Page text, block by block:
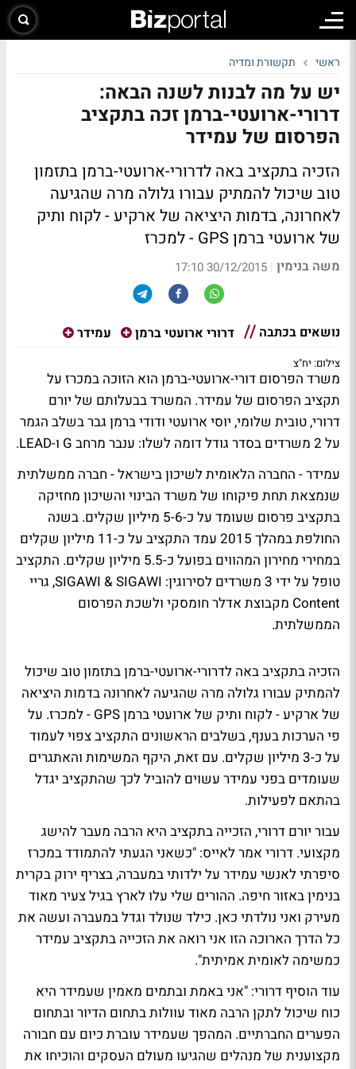
ראשי תקשורת ומדיה
יש על מה לבנות לשנה הבאה:
דרורי-ארועטי-ברמן זכה בתקציב
הפרסום של עמידר
הזכיה בתקציב באה לדרורי-ארועטי-ברמן בתזמון
טוב שיכול להמתיק עבורו גלולה מרה שהגיעה
לאחרונה, בדמות היציאה של ארקיע - לקוח ותיק
של ארועטי ברמן GPS - למכרז
משה בנימין |
30/12/2015 17:10
נושאים בכתבה דרורי ארועטי ברמן עמידר
צילום: יח"צ
משרד הפרסום דורי-ארועטי-ברמן הוא הזוכה במכרז על
תקציב הפרסום של עמידר. המשרד בבעלותם של יורם
דרורי, טובית שלומי, יוסי ארועטי ודודי ברמן גבר בשלב הגמר
על 2 משרדים בסדר גודל דומה לשלו: ענבר מרחב G ו-LEAD.
עמידר - החברה הלאומית לשיכון בישראל - חברה ממשלתית
שנמצאת תחת פיקוחו של משרד הבינוי והשיכון מחזיקה
בתקציב פרסום שעומד על כ-5-6 מיליון שקלים. בשנה
החולפת במהלך 2015 עמד התקציב על כ-11 מיליון שקלים
במחירי מחירון המהווים בפועל כ-5.5 מיליון שקלים. התקציב
טופל על ידי 3 משרדים לסירוגין: SIGAWI & SIGAWI, גריי
Content מקבוצת אדלר חומסקי ולשכת הפרסום
הממשלתית.
הזכיה בתקציב באה לדרורי-ארועטי-ברמן בתזמון טוב שיכול
להמתיק עבורו גלולה מרה שהגיעה לאחרונה בדמות היציאה
של ארקיע - לקוח ותיק של ארועטי ברמן GPS - למכרז. על
פי הערכות בענף, בשלבים הראשונים התקציב צפוי לעמוד
על כ-3 מיליון שקלים. עם זאת, היקף המשימות והאתגרים
שעומדים בפני עמידר עשוים להוביל לכך שהתקציב יגדל
בהתאם לפעילות.
עבור יורם דרורי, הזכייה בתקציב היא הרבה מעבר להישג
מקצועי. דרורי אמר לאייס: "כשאני הגעתי להתמודד במכרז
סיפרתי לאנשי עמידר על ילדותי במעברה, בצריף ירוק בקרית
בנימין באזור חיפה. ההורים שלי עלו לארץ בגיל צעיר מאוד
מעירק ואני נולדתי כאן. כילד שנולד וגדל במעברה ועשה את
כל הדרך הארוכה הזו אני רואה את הזכייה בתקציב עמידר
כמשימה לאומית אמיתית".
עוד הוסיף דרורי: "אני באמת ובתמים מאמין שעמידר היא
כוח שיכול לתקן הרבה מאוד עוולות בתחום הדיור ובתחום
הפערים החברתיים. המהפך שעמידר עוברת כיום עם חבורה
מקצוענית של מנהלים שהגיעו מעולם העסקים והוכיחו את